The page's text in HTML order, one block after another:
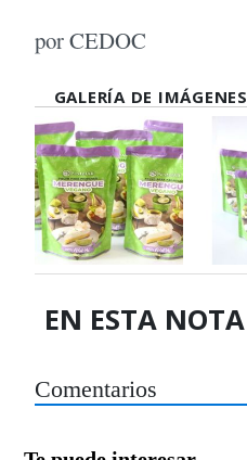
por CEDOC
GALERÍA DE IMÁGENES
EN ESTA NOTA
Comentarios